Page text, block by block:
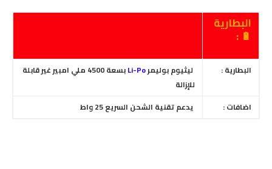
البطارية
🔋 :
البطارية : ليثيوم بوليمرLi-Po
بسعة 4500 ملي امبير غير قابلة
للإزالة
اضافات :
يدعم تقنية الشحن السريع 25 واط